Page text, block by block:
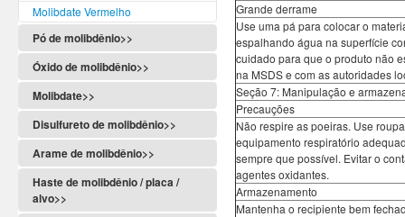
Molibdate Vermelho
Pó de molibdênio>>
Óxido de molibdênio>>
Molibdate>>
Disulfureto de molibdênio>>
Arame de molibdênio>>
Haste de molibdênio / placa /
alvo>>
Grande derrame
Use uma pá para colocar o
espalhando água na superfície
cuidado para que o produto não
na MSDS e com as autoridades
Seção 7: Manipulação e
Precauções
Não respire as poeiras. Use
equipamento respiratório
sempre que possível. Evitar o
agentes oxidantes.
Armazenamento
Mantenha o recipiente bem